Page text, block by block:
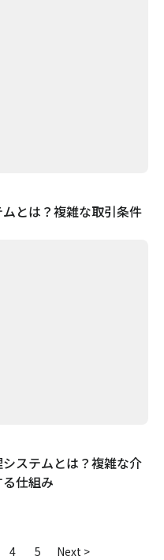
とは？複雑な取引条件
ステムとは？複雑な介
仕組み
4 5 Next >